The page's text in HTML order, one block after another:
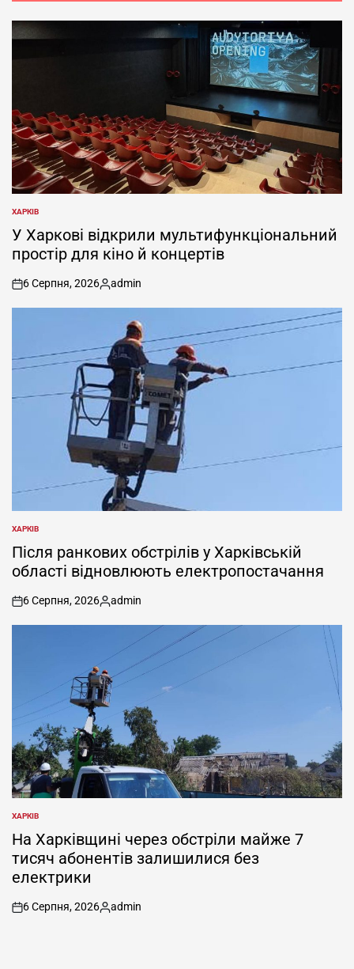
ОПУБЛІКУВАТИ
У
ХАРКІВ
У Харкові відкрили мультифункціональний
простір для кіно й концертів
on
6 Серпня, 2026
Опубліковано
admin
ОПУБЛІКУВАТИ
У
ХАРКІВ
Після ранкових обстрілів у Харківській
області відновлюють електропостачання
on
6 Серпня, 2026
Опубліковано
admin
ОПУБЛІКУВАТИ
У
ХАРКІВ
На Харківщині через обстріли майже 7
тисяч абонентів залишилися без
електрики
on
6 Серпня, 2026
Опубліковано
admin